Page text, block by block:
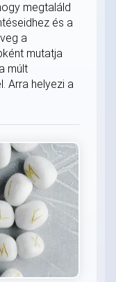
megtaláld
és a
a
mutatja
múlt
Arra helyezi a